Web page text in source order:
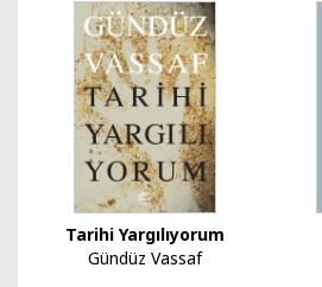
Tarihi Yargılıyorum
Gündüz Vassaf